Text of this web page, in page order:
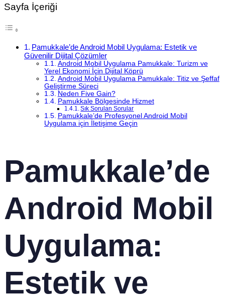
Sayfa İçeriği
Pamukkale’de Android Mobil Uygulama: Estetik ve
Güvenilir Dijital Çözümler
Android Mobil Uygulama Pamukkale: Turizm ve
Yerel Ekonomi İçin Dijital Köprü
Android Mobil Uygulama Pamukkale: Titiz ve Şeffaf
Geliştirme Süreci
Neden Five Gain?
Pamukkale Bölgesinde Hizmet
Sık Sorulan Sorular
Pamukkale’de Profesyonel Android Mobil
Uygulama için İletişime Geçin
Pamukkale’de
Android Mobil
Uygulama:
Estetik ve